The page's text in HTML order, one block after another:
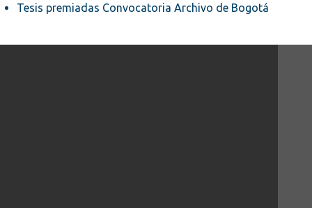
Tesis premiadas Convocatoria Archivo de Bogotá